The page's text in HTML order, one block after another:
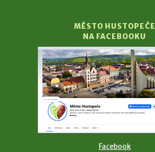
MĚSTO HUSTOPEČE
NA FACEBOOKU
Facebook